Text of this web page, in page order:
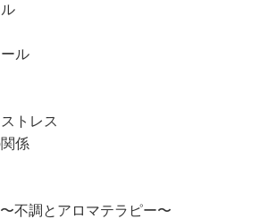
ル
トレス
係
不調とアロマテラピー〜